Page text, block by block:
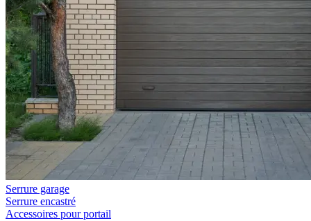
Serrure garage
Serrure encastré
Accessoires pour portail